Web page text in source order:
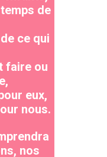
de
ce qui
faire ou
eux,
nous.
nos